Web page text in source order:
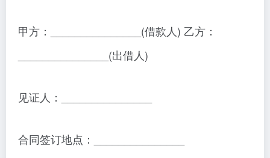
甲方：_______________(借款人) 乙方：
_______________(出借人)
见证人：_______________
合同签订地点：_______________